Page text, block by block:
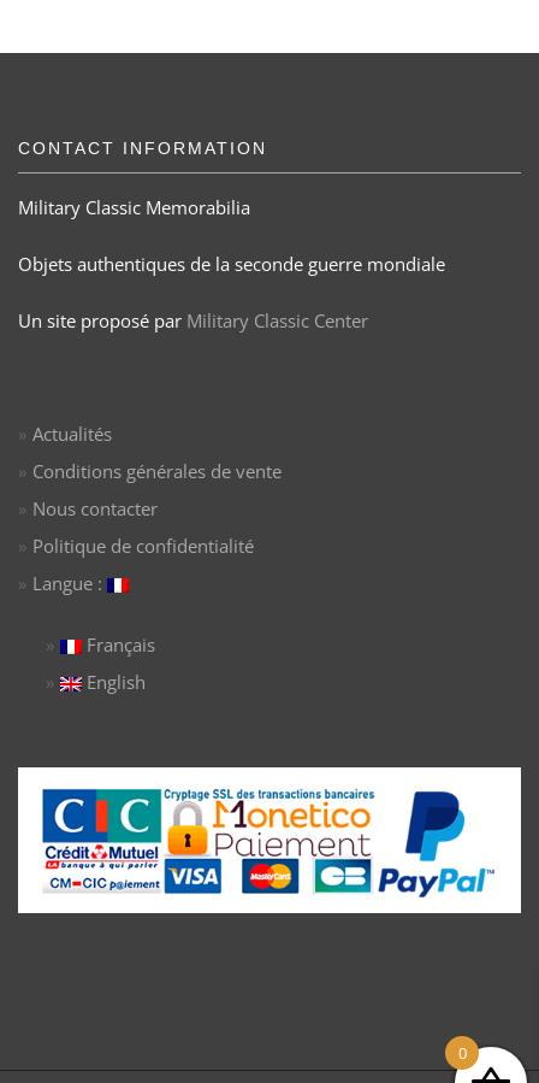
CONTACT INFORMATION
Military Classic Memorabilia
Objets authentiques de la seconde guerre mondiale
Un site proposé par Military Classic Center
Actualités
Conditions générales de vente
Nous contacter
Politique de confidentialité
Langue :
Français
English
0